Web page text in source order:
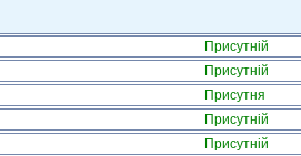
Присутній
Присутній
Присутня
Присутній
Присутній